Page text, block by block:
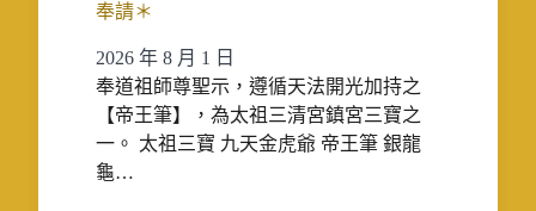
奉請＊
2026 年 8 月 1 日
奉道祖師尊聖示，遵循天法開光加持之
【帝王筆】，為太祖三清宮鎮宮三寶之
一。 太祖三寶 九天金虎爺 帝王筆 銀龍
龜…